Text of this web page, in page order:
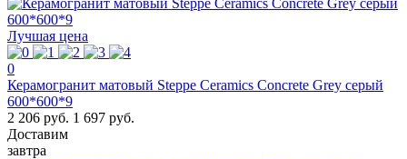
Лучшая цена
0
Керамогранит матовый Steppe Ceramics Concrete Grey серый
600*600*9
2 206 руб. 1 697 руб.
Доставим
завтра